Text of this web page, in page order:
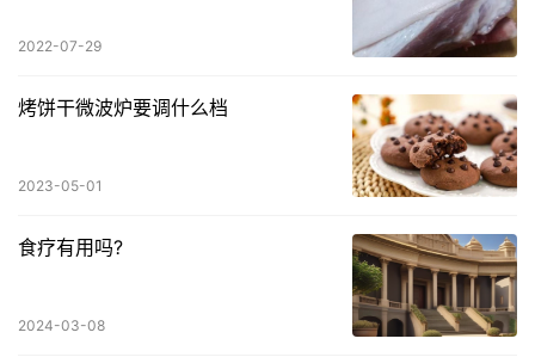
2022-07-29
烤饼干微波炉要调什么档
2023-05-01
食疗有用吗?
2024-03-08